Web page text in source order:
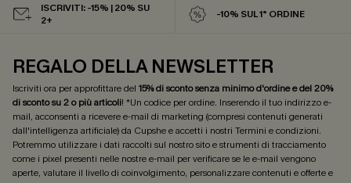
ISCRIVITI: -15% | 20% SU
2+
-10% SUL 1° ORDINE
REGALO DELLA NEWSLETTER
Iscriviti ora per approfittare del 15% di sconto senza minimo d'ordine e del 20%
di sconto su 2 o più articoli! *Un codice per ordine. Inserendo il tuo indirizzo e-
mail, acconsenti a ricevere e-mail di marketing (compresi contenuti generati
dall'intelligenza artificiale) da Cupshe e accetti i nostri Termini e condizioni.
Potremmo utilizzare i dati raccolti sul nostro sito e strumenti di tracciamento
come i pixel presenti nelle nostre e-mail per verificare se le e-mail vengono
aperte, valutare il livello di coinvolgimento, personalizzare contenuti e offerte e